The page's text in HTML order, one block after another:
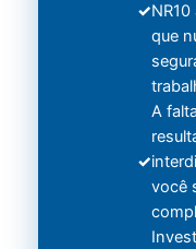
que
A
você